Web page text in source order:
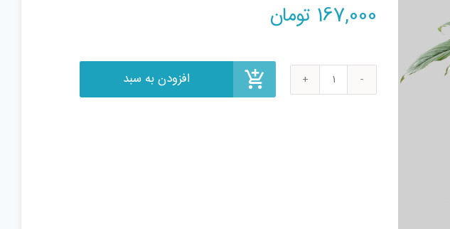
167,000 تومان
گیاه